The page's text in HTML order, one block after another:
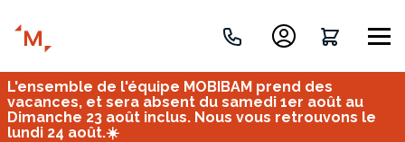
Créez votre projet de A à Z
L'ensemble de l'équipe MOBIBAM prend des
vacances, et sera absent du samedi 1er août au
Dimanche 23 août inclus. Nous vous retrouvons le
lundi 24 août.☀️